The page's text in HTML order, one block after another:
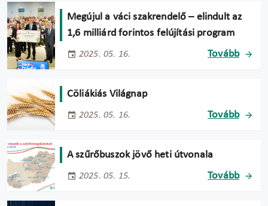
Megújul a váci szakrendelő – elindult az
1,6 milliárd forintos felújítási program
2025. 05. 16. Tovább
Cöliákiás Világnap
2025. 05. 16. Tovább
A szűrőbuszok jövő heti útvonala
2025. 05. 15. Tovább